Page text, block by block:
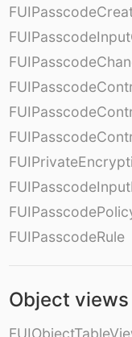
FUIPasscodeRule
Object views